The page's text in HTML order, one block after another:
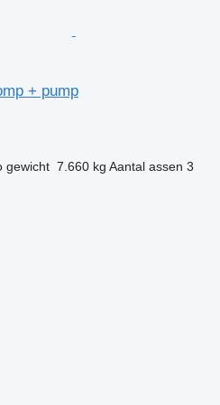
+ pump
gewicht 7.660 kg Aantal assen 3